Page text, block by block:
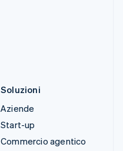
Soluzioni
Aziende
Start-up
Commercio agentico